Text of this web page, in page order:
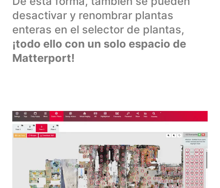
desactivar y renombrar plantas
enteras en el selector de plantas,
¡todo ello con un solo espacio de
Matterport!